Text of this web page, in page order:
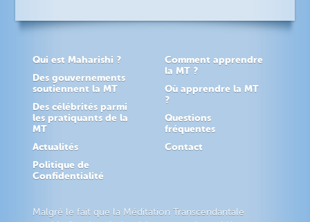
Qui est Maharishi ?
Des gouvernements
soutiennent la MT
Des célébrités parmi
les pratiquants de la
MT
Actualités
Politique de
Confidentialité
Comment apprendre
la MT ?
Où apprendre la MT
?
Questions
fréquentes
Contact
Malgré le fait que la Méditation Transcendantale